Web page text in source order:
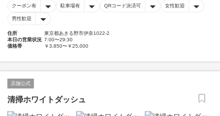
クーポン有 駐車場有 QRコード決済可 女性歓迎
男性歓迎
住所
東京都あきる野市伊奈1022-2
本日の営業状況 7:00〜29:30
価格帯
￥3,850〜￥25,000
店舗公式
清掃ホワイトダッシュ